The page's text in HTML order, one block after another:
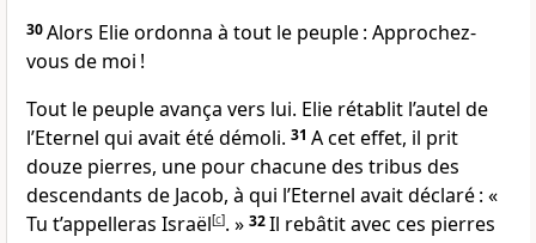
30Alors Elie ordonna à tout le peuple : Approchez-
vous de moi !
Tout le peuple avança vers lui. Elie rétablit l’autel de
l’Eternel qui avait été démoli. 31 A cet effet, il prit
douze pierres, une pour chacune des tribus des
descendants de Jacob, à qui l’Eternel avait déclaré : «
Tu t’appelleras Israël[c]. » 32Il rebâtit avec ces pierres